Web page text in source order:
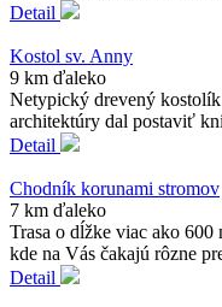
Detail
Kostol sv. Anny
9 km ďaleko
Netypický drevený
architektúry dal postaviť
Detail
Chodník korunami stromov
7 km ďaleko
Trasa o dĺžke viac ako 600
kde na Vás čakajú rôzne
Detail